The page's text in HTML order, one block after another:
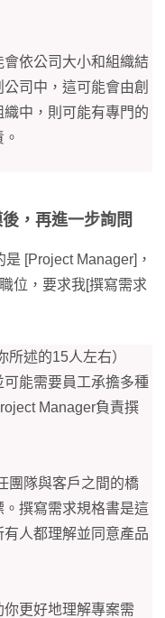
依公司大小和組織結
司中，這可能會由創
中，則可能有專門的
，再進一步詢問
[Project Manager]，
位，要求我[撰寫需求
述的15人左右）
能需要員工承擔多種
Manager負責撰
團隊與客戶之間的橋
撰寫需求規格書是這
人都理解並同意產品
更好地理解專案需